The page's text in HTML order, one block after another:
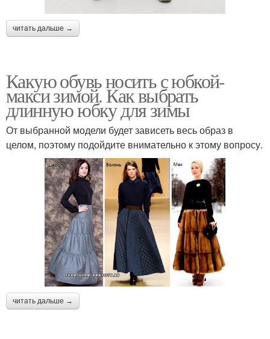
читать дальше →
Какую обувь носить с юбкой-
макси зимой. Как выбрать
длинную юбку для зимы
От выбранной модели будет зависеть весь образ в
целом, поэтому подойдите внимательно к этому вопросу.
читать дальше →